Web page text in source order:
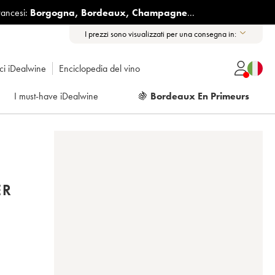
Borgogna, Bordeaux, Champagne...
I prezzi sono visualizzati per una consegna in:
iDealwine Enciclopedia del vino
I must-have iDealwine 🍇 Bordeaux En Primeurs